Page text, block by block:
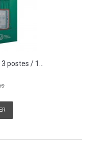
postes / 1...